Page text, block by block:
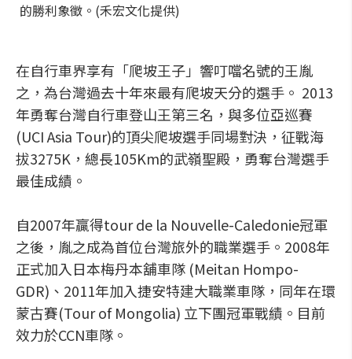
的勝利象徵。(禾宏文化提供)
在自行車界享有「爬坡王子」響叮噹名號的王胤
之，為台灣過去十年來最有爬坡天分的選手。 2013
年勇奪台灣自行車登山王第三名，與多位亞巡賽
(UCI Asia Tour)的頂尖爬坡選手同場對決，征戰海
拔3275K，總長105Km的武嶺聖殿，勇奪台灣選手
最佳成績。
自2007年贏得tour de la Nouvelle-Caledonie冠軍
之後，胤之成為首位台灣旅外的職業選手。2008年
正式加入日本梅丹本舖車隊 (Meitan Hompo-
GDR)、2011年加入捷安特建大職業車隊，同年在環
蒙古賽(Tour of Mongolia) 立下團冠軍戰績。目前
效力於CCN車隊。